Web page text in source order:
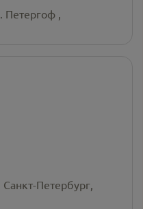
Петергоф ,
Санкт-Петербург,